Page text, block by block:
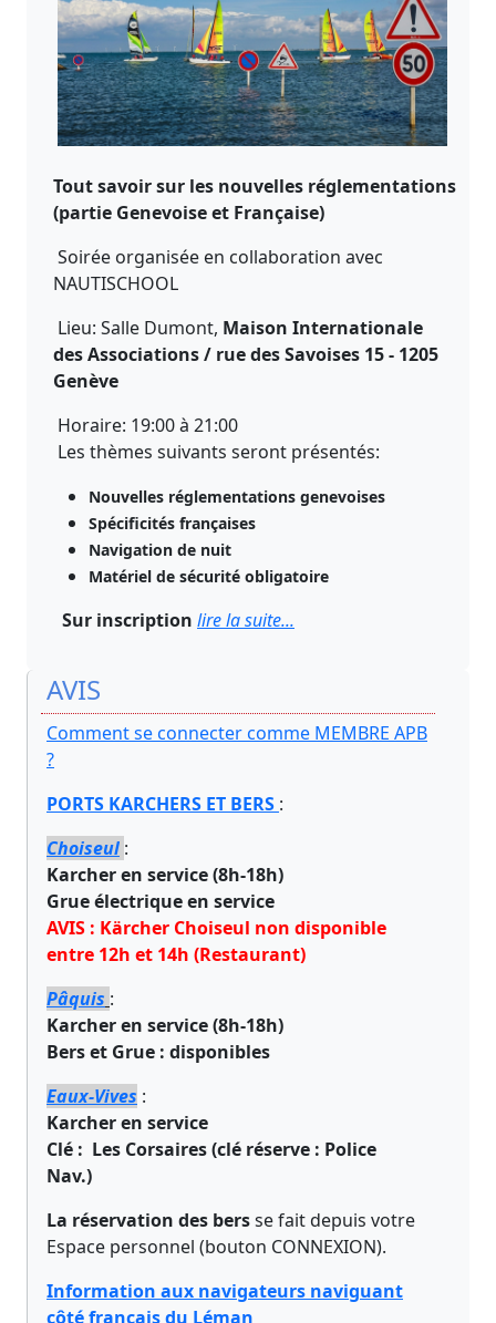
Tout savoir sur les nouvelles réglementations
(partie Genevoise et Française)
Soirée organisée en collaboration avec
NAUTISCHOOL
Lieu: Salle Dumont, Maison Internationale
des Associations / rue des Savoises 15 - 1205
Genève
Horaire: 19:00 à 21:00
Les thèmes suivants seront présentés:
Nouvelles réglementations genevoises
Spécificités françaises
Navigation de nuit
Matériel de sécurité obligatoire
Sur inscription lire la suite...
AVIS
Comment se connecter comme MEMBRE APB
?
PORTS KARCHERS ET BERS :
Choiseul :
Karcher en service (8h-18h)
Grue électrique en service
AVIS : Kärcher Choiseul non disponible
entre 12h et 14h (Restaurant)
Pâquis :
Karcher en service (8h-18h)
Bers et Grue : disponibles
Eaux-Vives :
Karcher en service
Clé : Les Corsaires (clé réserve : Police
Nav.)
La réservation des bersse fait depuis votre
Espace personnel (bouton CONNEXION).
Information aux navigateurs naviguant
côté français du Léman